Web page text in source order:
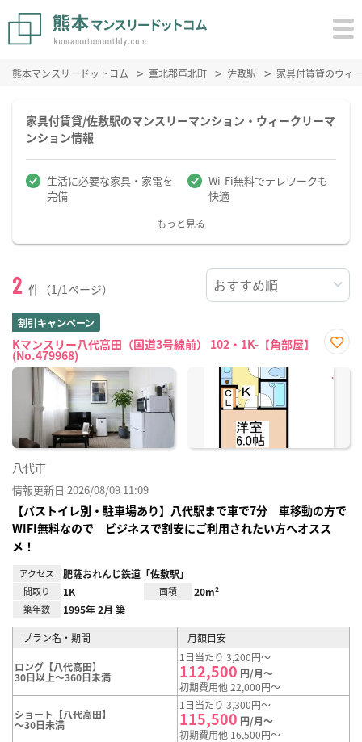
熊本マンスリードットコム 葦北郡芦北町 佐敷駅 家具付賃貸のウィ
家具付賃貸/佐敷駅のマンスリーマンション・ウィークリーマ
ンション情報
生活に必要な家具・家電を
完備
Wi-Fi無料でテレワークも
快適
もっと見る
2 件（1/1ページ）
割引キャンペーン
Kマンスリー八代高田（国道3号線前） 102・1K-【角部屋】
(No.479968)
に入
り登
八代市
情報更新日 2026/08/09 11:09
【バストイレ別・駐車場あり】八代駅まで車で7分 車移動の方で
WIFI無料なので ビジネスで割安にご利用されたい方へオスス
メ！
アクセス 肥薩おれんじ鉄道「佐敷駅」
間取り 1K 面積 20m²
築年数 1995年 2月 築
プラン名・期間 月額目安
ロング【八代高田】
30日以上～360日未満
1日当たり 3,200円～
112,500 円/月～
初期費用他 22,000円～
ショート【八代高田】
～30日未満
1日当たり 3,300円～
115,500 円/月～
初期費用他 16,500円～